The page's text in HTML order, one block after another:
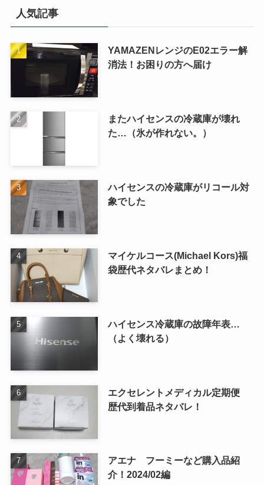
人気記事
YAMAZENレンジのE02エラー解
消法！お困りの方へ届け
またハイセンスの冷蔵庫が壊れ
た…（氷が作れない。）
ハイセンスの冷蔵庫がリコール対
象でした
マイケルコース(Michael Kors)福
袋歴代ネタバレまとめ！
ハイセンス冷蔵庫の故障年表…
（よく壊れる）
エクセレントメディカル定期便
歴代到着品ネタバレ！
アエナ フーミーなど購入品紹
介！2024/02編